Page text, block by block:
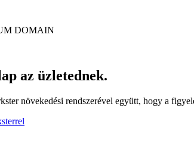
DOMAIN
az üzletednek.
növekedési rendszerével együtt, hogy a